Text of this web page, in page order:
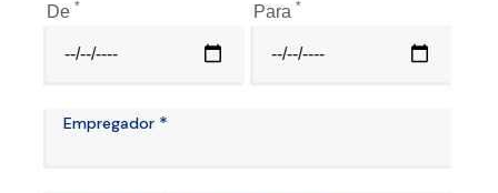
De * Para *
Empregador *